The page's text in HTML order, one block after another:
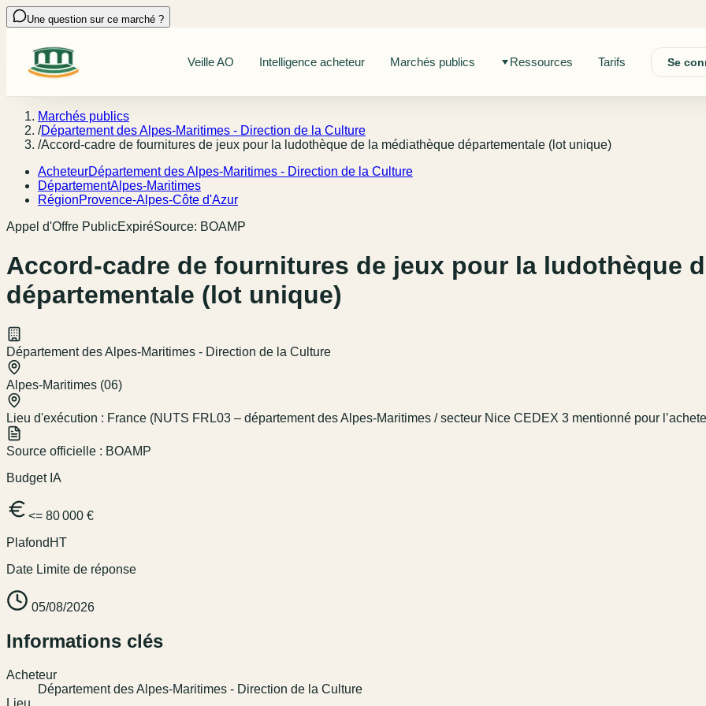
Une question sur ce marché ?
Veille AO Intelligence acheteur Marchés publics Ressources Tarifs Se
Marchés publics
/Département des Alpes-Maritimes - Direction de la Culture
/Accord-cadre de fournitures de jeux pour la ludothèque de la médiathèque départementale (lot unique)
AcheteurDépartement des Alpes-Maritimes - Direction de la Culture
DépartementAlpes-Maritimes
RégionProvence-Alpes-Côte d'Azur
Appel d'Offre PublicExpiréSource: BOAMP
Accord-cadre de fournitures de jeux pour la ludothèque
départementale (lot unique)
Département des Alpes-Maritimes - Direction de la Culture
Alpes-Maritimes (06)
Lieu d'exécution : France (NUTS FRL03 – département des Alpes-Maritimes / secteur Nice CEDEX 3 mentionné pour
Source officielle : BOAMP
Budget IA
<= 80 000 €
Plafond HT
Date Limite de réponse
05/08/2026
Informations clés
Acheteur
Département des Alpes-Maritimes - Direction de la Culture
Lieu